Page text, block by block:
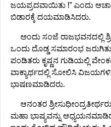
ಜಯಪ್ರದವಾಯಿತು !” ಎಂದು
ಬಿಡಾರಕ್ಕೆ ದಯಮಾಡಿಸಿದರು.
ಅಂದು ಸಂಜೆ ರಾಜಭವನದಲ್ಲಿ
ಒಂದು ದೊಡ್ಡ ಸಮಾರಂಭ
ಪಂಡಿತರು ಕೃಷ್ಣನ ಗುಡಿಯಲ್ಲಿ
ವಾಕ್ಯಾರ್ಥದಲ್ಲಿ ಸೋಲಿಸಿ
ಭಾಷಣಮಾಡಿದರು.
ಆನಂತರ
ಮಹಾ ಭಾಷ್ಯವನ್ನು